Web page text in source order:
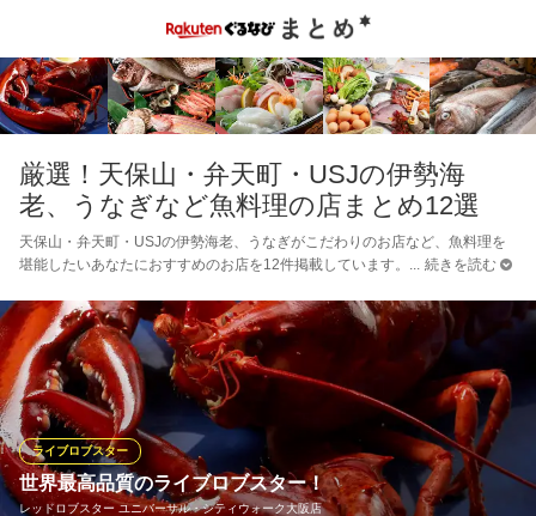
厳選！天保山・弁天町・USJの伊勢海
老、うなぎなど魚料理の店まとめ12選
天保山・弁天町・USJの伊勢海老、うなぎがこだわりのお店など、魚料理を
堪能したいあなたにおすすめのお店を12件掲載しています。
続きを読む
世界最高品質のライブロブスター！
レッドロブスター ユニバーサル・シティウォーク大阪店
ライブロブスター